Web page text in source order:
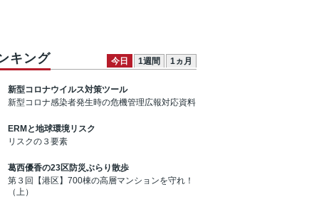
キング 今日 1週間 1ヵ月
新型コロナウイルス対策ツール
新型コロナ感染者発生時の危機管理広報対応資料
ERMと地球環境リスク
リスクの３要素
葛西優香の23区防災ぶらり散歩
第３回【港区】700棟の高層マンションを守れ！
（上）